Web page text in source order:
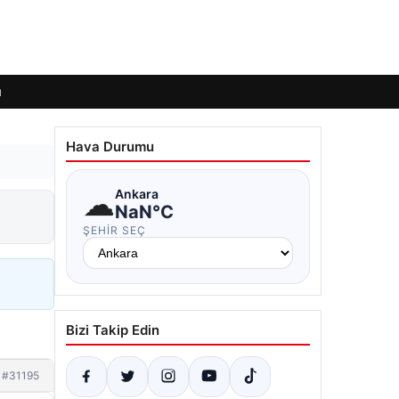
#31195
Hava Durumu
☁Ankara
NaN°C
ŞEHIR SEÇ
Bizi Takip Edin